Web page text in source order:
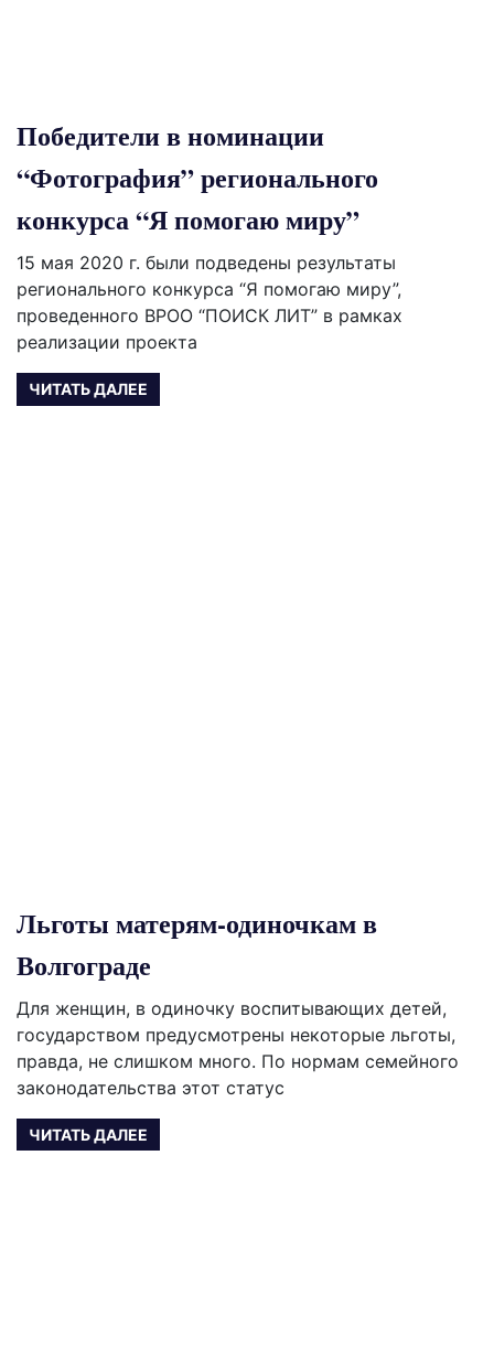
Победители в номинации
“Фотография” регионального
конкурса “Я помогаю миру”
15 мая 2020 г. были подведены результаты
регионального конкурса “Я помогаю миру”,
проведенного ВРОО “ПОИСК ЛИТ” в рамках
реализации проекта
ЧИТАТЬ ДАЛЕЕ
Льготы матерям-одиночкам в
Волгограде
Для женщин, в одиночку воспитывающих детей,
государством предусмотрены некоторые льготы,
правда, не слишком много. По нормам семейного
законодательства этот статус
ЧИТАТЬ ДАЛЕЕ